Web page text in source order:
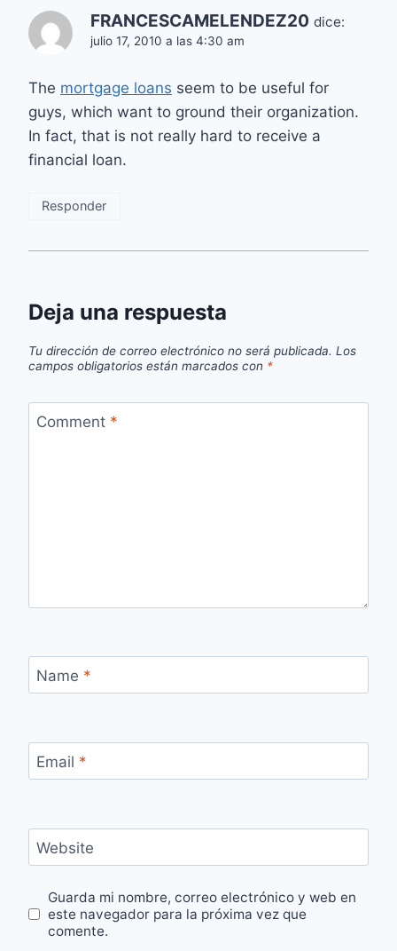
FRANCESCAMELENDEZ20 dice:
julio 17, 2010 a las 4:30 am
The mortgage loans seem to be useful for
guys, which want to ground their organization.
In fact, that is not really hard to receive a
financial loan.
Responder
Deja una respuesta
Tu dirección de correo electrónico no será publicada. Los
campos obligatorios están marcados con *
Comment *
Name *
Email *
Website
Guarda mi nombre, correo electrónico y web en
este navegador para la próxima vez que
comente.